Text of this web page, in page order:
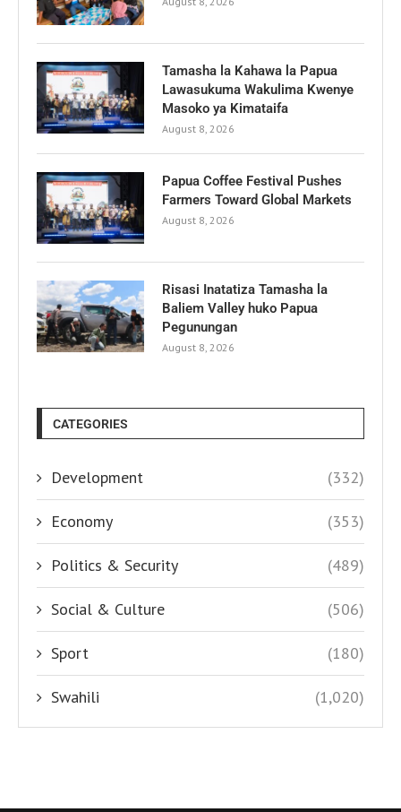
Tamasha la Kahawa la Papua
Lawasukuma Wakulima Kwenye
Masoko ya Kimataifa
August 8, 2026
Papua Coffee Festival Pushes
Farmers Toward Global Markets
August 8, 2026
Risasi Inatatiza Tamasha la
Baliem Valley huko Papua
Pegunungan
August 8, 2026
CATEGORIES
Development (332)
Economy (353)
Politics & Security (489)
Social & Culture (506)
Sport (180)
Swahili (1,020)